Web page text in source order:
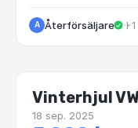
A Återförsäljare · ·
Vinterhjul
18 sep. 2025